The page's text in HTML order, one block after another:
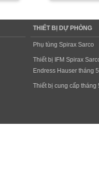
THIẾT BỊ DỰ PHÒNG
Phụ tùng Spirax Sarco
Thiết bị IFM Spirax
Endress Hauser tháng 5
Thiết bị cung cấp tháng